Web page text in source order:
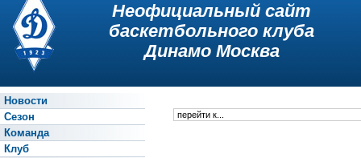
Неофициальный сайт
баскетбольного клуба
Динамо Москва
Новости
Сезон
Команда
Клуб